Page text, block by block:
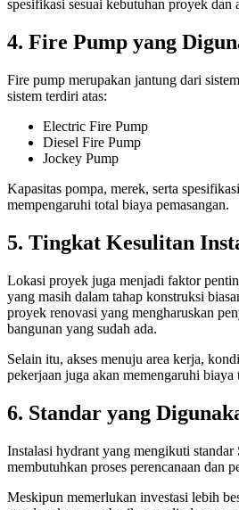
spesifikasi sesuai kebutuhan proyek dan
4. Fire Pump yang
Fire pump merupakan jantung dari
sistem terdiri atas:
Electric Fire Pump
Diesel Fire Pump
Jockey Pump
Kapasitas pompa, merek, serta
mempengaruhi total biaya pemasangan.
5. Tingkat Kesulitan
Lokasi proyek juga menjadi faktor
yang masih dalam tahap konstruksi
proyek renovasi yang mengharuskan
bangunan yang sudah ada.
Selain itu, akses menuju area kerja,
pekerjaan juga akan memengaruhi biaya
6. Standar yang
Instalasi hydrant yang mengikuti
membutuhkan proses perencanaan dan
Meskipun memerlukan investasi lebih